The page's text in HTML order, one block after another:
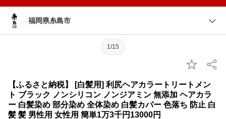
福岡県糸島市
1/15
【ふるさと納税】 [白髪用] 利尻ヘアカラートリートメン
ト ブラック ノンシリコン ノンジアミン 無添加 ヘアカラ
ー 白髪染め 部分染め 全体染め 白髪カバー 色落ち 防止 白
髪 髪 男性用 女性用 簡単1万3千円13000円